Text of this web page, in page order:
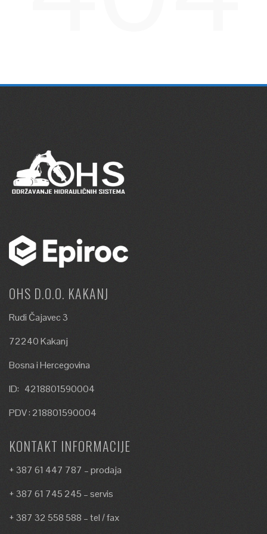
OHS D.O.O. KAKANJ
Rudi Čajavec 3
72240 Kakanj
Bosna i Hercegovina
ID: 4218801590004
PDV : 218801590004
KONTAKT INFORMACIJE
+ 387 61 447 787 – prodaja
+ 387 61 745 245 – servis
+ 387 32 558 588 – tel / fax